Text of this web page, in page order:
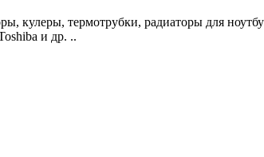
кулеры, термотрубки, радиаторы для
и др. ..